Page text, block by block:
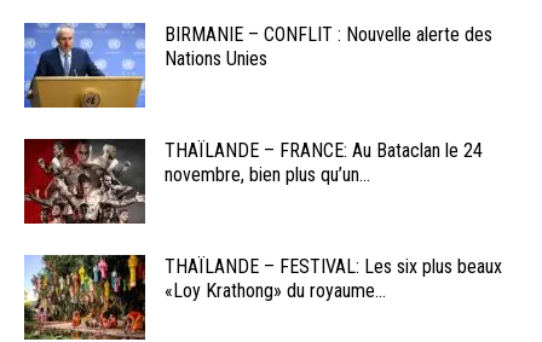
BIRMANIE – CONFLIT : Nouvelle alerte des
Nations Unies
THAÏLANDE – FRANCE: Au Bataclan le 24
novembre, bien plus qu’un...
THAÏLANDE – FESTIVAL: Les six plus beaux
«Loy Krathong» du royaume...